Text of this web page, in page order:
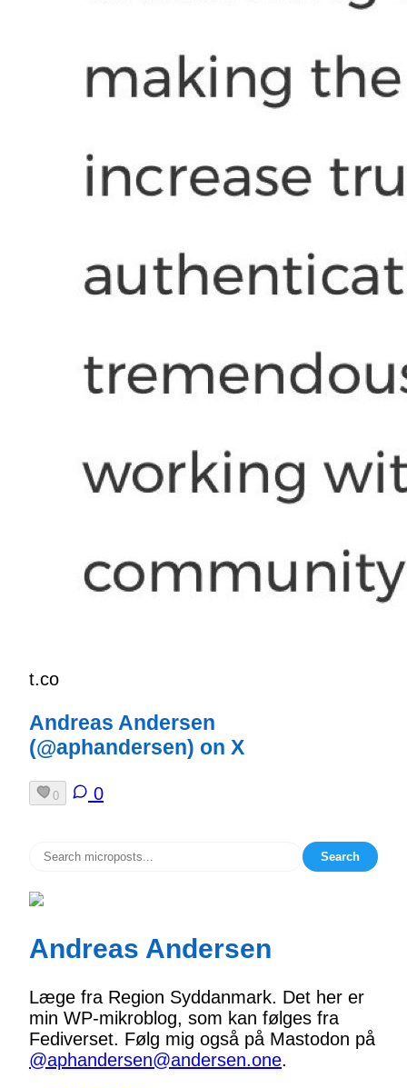
t.co
Andreas Andersen
(@aphandersen) on X
0 0
Search
Andreas Andersen
Læge fra Region Syddanmark. Det her er
min WP-mikroblog, som kan følges fra
Fediverset. Følg mig også på Mastodon på
@aphandersen@andersen.one.